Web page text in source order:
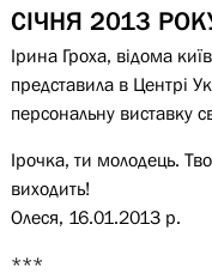
СІЧНЯ 2013
Ірина Гроха, відома
представила в Центрі
персональну виставку
Ірочка, ти молодець.
виходить!
Олеся, 16.01.2013 р.
***